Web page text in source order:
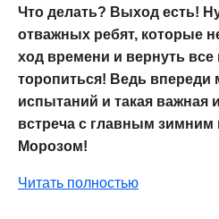
Что делать? Выход есть!
отважных ребят, которые
ход времени и вернуть все
торопиться! Ведь впереди
испытаний и такая важная
встреча с главным
Морозом!
Читать полностью